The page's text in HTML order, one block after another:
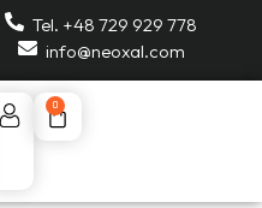
Tel. +48 729 929 778
info@neoxal.com
0